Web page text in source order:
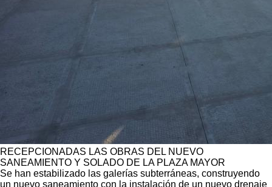
RECEPCIONADAS LAS OBRAS DEL NUEVO
SANEAMIENTO Y SOLADO DE LA PLAZA MAYOR
Se han estabilizado las galerías subterráneas, construyendo
un nuevo saneamiento con la instalación de un nuevo drenaje